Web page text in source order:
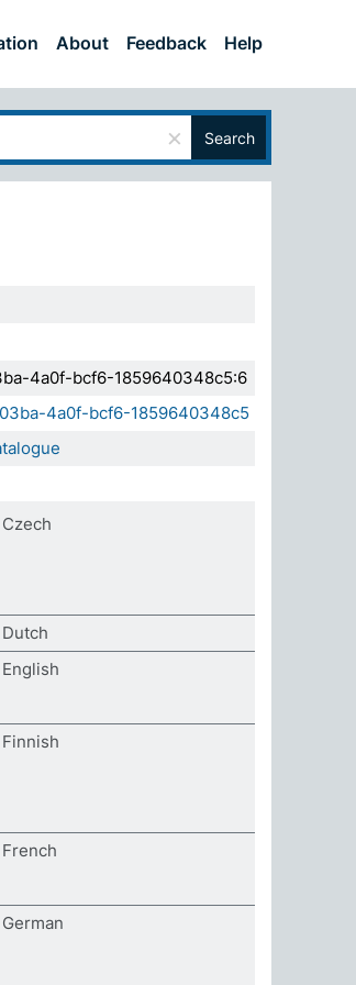
About Feedback Help
× Search
4a0f-bcf6-1859640348c5:6
4a0f-bcf6-1859640348c5
Czech
Dutch
English
Finnish
French
German